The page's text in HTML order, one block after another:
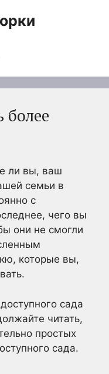
более
ли вы, ваш
семьи в
с
чего вы
они не смогли
которые вы,
читать,
простых
сада.